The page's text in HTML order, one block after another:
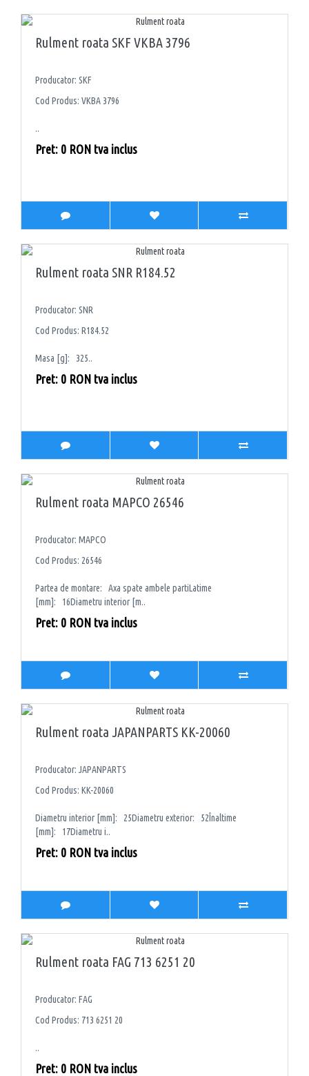
Rulment roata SKF VKBA 3796
Producator: SKF
Cod Produs: VKBA 3796
..
Pret: 0 RON tva inclus
Rulment roata SNR R184.52
Producator: SNR
Cod Produs: R184.52
Masa [g]: 325..
Pret: 0 RON tva inclus
Rulment roata MAPCO 26546
Producator: MAPCO
Cod Produs: 26546
Partea de montare: Axa spate ambele partiLatime
[mm]: 16Diametru interior [m..
Pret: 0 RON tva inclus
Rulment roata JAPANPARTS KK-20060
Producator: JAPANPARTS
Cod Produs: KK-20060
Diametru interior [mm]: 25Diametru exterior: 52Înaltime
[mm]: 17Diametru i..
Pret: 0 RON tva inclus
Rulment roata FAG 713 6251 20
Producator: FAG
Cod Produs: 713 6251 20
..
Pret: 0 RON tva inclus